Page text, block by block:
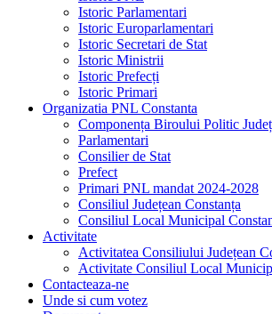
Istoric Parlamentari
Istoric Europarlamentari
Istoric Secretari de Stat
Istoric Ministrii
Istoric Prefecți
Istoric Primari
Organizatia PNL Constanta
Componența Biroului Politic
Parlamentari
Consilier de Stat
Prefect
Primari PNL mandat 2024-2028
Consiliul Județean Constanța
Consiliul Local Municipal
Activitate
Activitatea Consiliului Județean
Activitate Consiliul Local
Contacteaza-ne
Unde si cum votez